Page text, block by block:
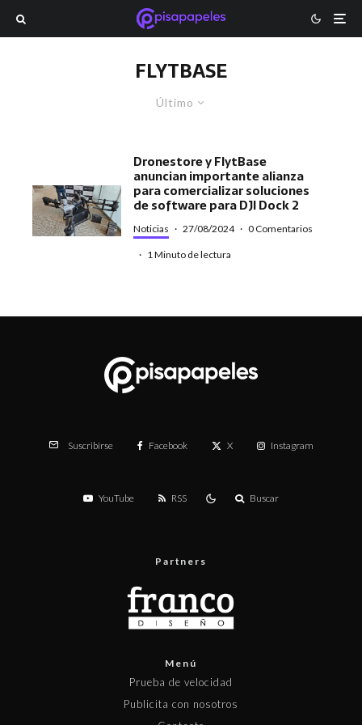
FLYTBASE
Último
Dronestore y FlytBase
anuncian importante alianza
para comercializar soluciones
de software para DJI Dock 2
Noticias · 27/08/2024 · 0 Comentarios
· 1 Minuto de lectura
Suscribirse Facebook X Instagram
YouTube RSS Buscar
Partners
Menú
Prueba de velocidad
Publicita con nosotros